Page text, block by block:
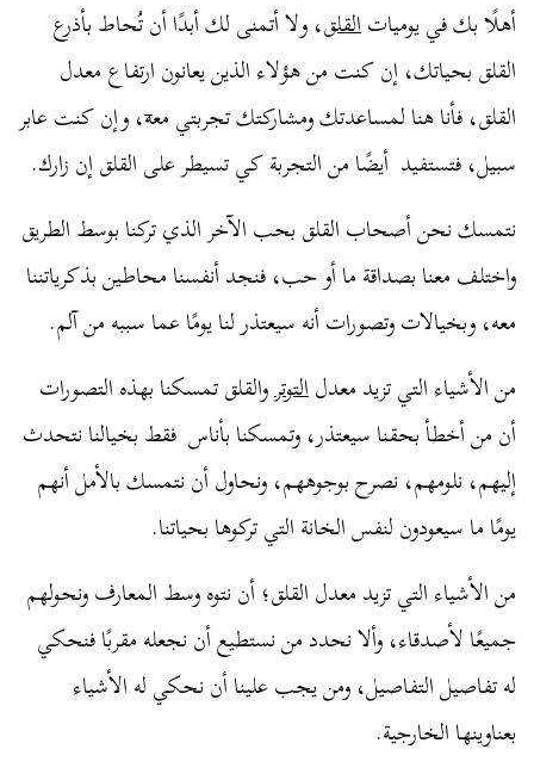
أهلًا بك في يومياتالقلق، ولا أتمنى لك أبدًا أن تُحاط بأذرع
القلق بحياتك، إن كنت من هؤلاء الذين يعانون ارتفاع معدل
القلق، فأنا هنا لمساعدتك ومشاركتك تجربتي معه، وإن كنت عابر
سبيل، فتستفيد أيضًا من التجربة كي تسيطر على القلق إن زارك.
نتمسك نحن أصحاب القلق بحب الآخر الذي تركنا بوسط الطريق
واختلف معنا بصداقة ما أو حب، فنجد أنفسنا محاطين بذكرياتننا
معه، وبخيالات وتصورات أنه سيعتذر لنا يومًا عما سببه من آلم.
من الأشياء التي تزيد معدلالتوتروالقلق تمسكنا بهذه التصورات
أن من أخطأ بحقنا سيعتذر، وتمسكنا بأناس فقط بخيالنا نتحدث
إليهم، نلومهم، نصرح بوجوههم، ونحاول أن نتمسك بالأمل أنهم
يومًا ما سيعودون لنفس الخانة التي تركوها بحياتنا.
من الأشياء التي تزيد معدل القلق؛ أن نتوه وسط المعارف ونحولهم
جميعًا لأصدقاء، وألا نحدد من نستطيع أن نجعله مقربًا فنحكي
له تفاصيل التفاصيل، ومن يجب علينا أن نحكي له الأشياء
بعناوينها الخارجية.